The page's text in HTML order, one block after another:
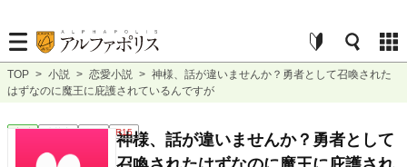
TOP > 小説 > 恋愛小説 > 神様、話が違いませんか？勇者として召喚された
はずなのに魔王に庇護されているんですが
恋愛 連載中 長編 R15
神様、話が違いませんか？勇者として